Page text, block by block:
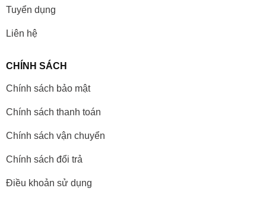
Tuyển dụng
Liên hệ
CHÍNH SÁCH
Chính sách bảo mật
Chính sách thanh toán
Chính sách vận chuyển
Chính sách đổi trả
Điều khoản sử dụng